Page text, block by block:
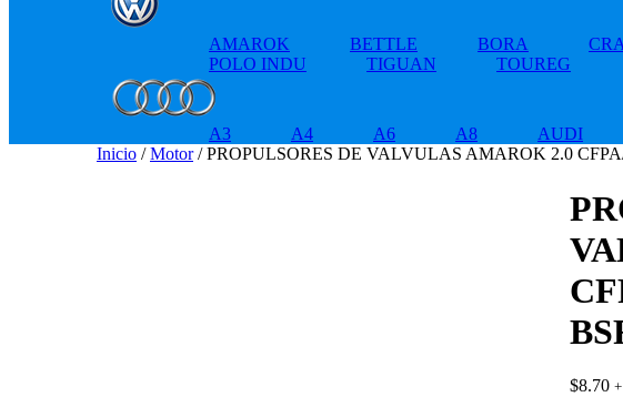
AMAROK BETTLE BORA
POLO INDU
TIGUAN TOUREG
A3 A4 A6 A8 AUDI
Inicio /Motor/ PROPULSORES DE VALVULAS AMAROK 2.0
$8.70